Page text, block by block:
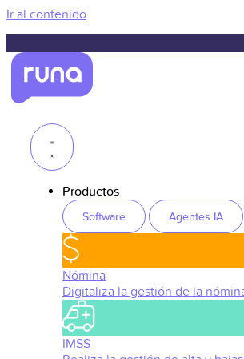
Ir al contenido
Productos
Software Agentes IA
Nómina
Digitaliza la gestión de la
IMSS